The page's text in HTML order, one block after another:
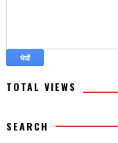
TOTAL VIEWS
SEARCH